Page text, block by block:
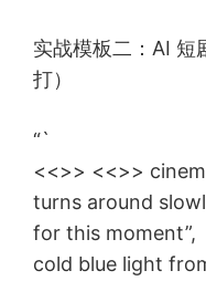
实战模板二：AI 短
打）
“`
<<>> <<>>
turns around
for this moment”,
cold blue light